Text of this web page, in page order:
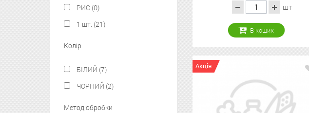
РИС (0)
1 шт. (21)
Колір
БІЛИЙ (7)
ЧОРНИЙ (2)
Метод обробки
шт
В кошик
Акція